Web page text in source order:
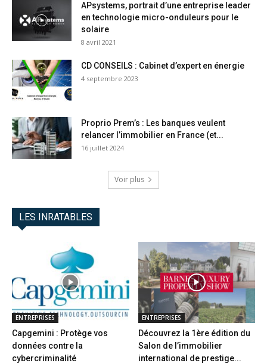
APsystems, portrait d’une entreprise leader
en technologie micro-onduleurs pour le
solaire
8 avril 2021
CD CONSEILS : Cabinet d’expert en énergie
4 septembre 2023
Proprio Prem’s : Les banques veulent
relancer l’immobilier en France (et...
16 juillet 2024
Voir plus
LES INRATABLES
ENTREPRISES
Capgemini : Protège vos
données contre la
cybercriminalité
ENTREPRISES
Découvrez la 1ère édition du
Salon de l’immobilier
international de prestige...